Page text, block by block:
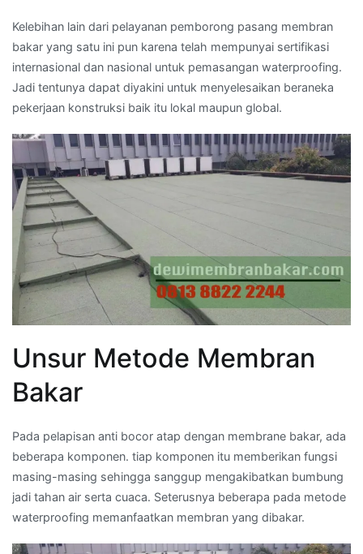
Kelebihan lain dari pelayanan pemborong pasang membran
bakar yang satu ini pun karena telah mempunyai sertifikasi
internasional dan nasional untuk pemasangan waterproofing.
Jadi tentunya dapat diyakini untuk menyelesaikan beraneka
pekerjaan konstruksi baik itu lokal maupun global.
Unsur Metode Membran
Bakar
Pada pelapisan anti bocor atap dengan membrane bakar, ada
beberapa komponen. tiap komponen itu memberikan fungsi
masing-masing sehingga sanggup mengakibatkan bumbung
jadi tahan air serta cuaca. Seterusnya beberapa pada metode
waterproofing memanfaatkan membran yang dibakar.